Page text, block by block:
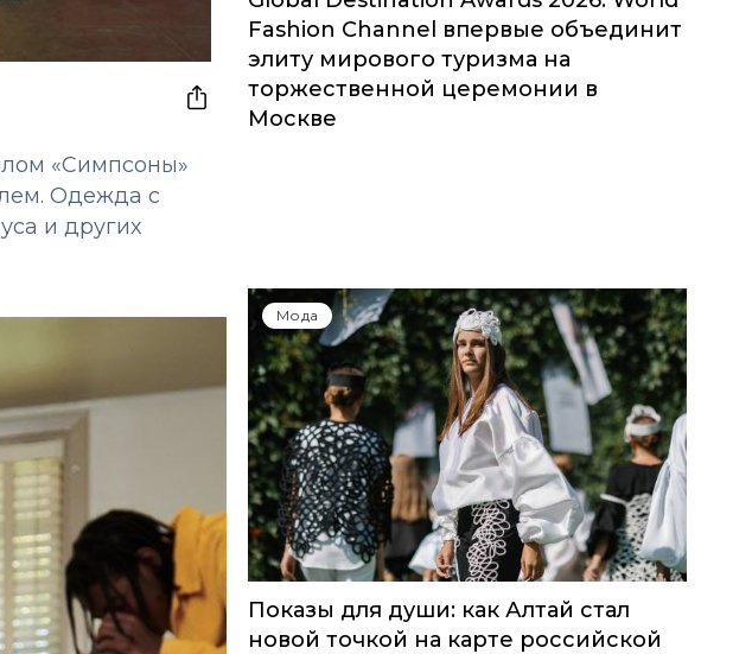
«Симпсоны»
Одежда с
и других
Fashion Channel впервые объединит
элиту мирового туризма на
торжественной церемонии в
Москве
Мода
Показы для души: как Алтай стал
новой точкой на карте российской